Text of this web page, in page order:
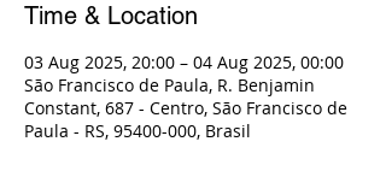
Time & Location
03 Aug 2025, 20:00 – 04 Aug 2025, 00:00
São Francisco de Paula, R. Benjamin
Constant, 687 - Centro, São Francisco de
Paula - RS, 95400-000, Brasil